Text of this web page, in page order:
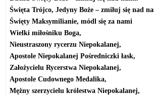
Święta Trójco, Jedyny Boże – zmiłuj się nad
Święty Maksymilianie, módl się za nami
Wielki miłośniku Boga,
Nieustraszony rycerzu Niepokalanej,
Apostole Niepokalanej Pośredniczki łask,
Założycielu Rycerstwa Niepokalanej,
Apostole Cudownego Medalika,
Mężny szerzycielu królestwa Niepokalanej,